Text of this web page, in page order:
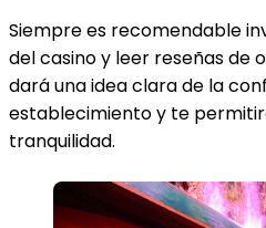
Siempre es recomendable
del casino y leer reseñas de
dará una idea clara de la
establecimiento y te
tranquilidad.